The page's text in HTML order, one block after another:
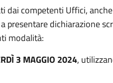
competenti Uffici,
presentare dichiarazione
modalità:
3 MAGGIO 2024,